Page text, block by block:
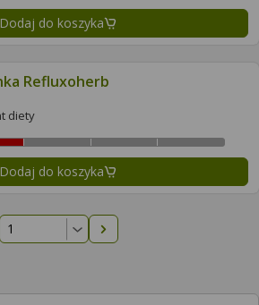
Dodaj do koszyka
Refluxoherb
diety
Dodaj do koszyka
Następna strona